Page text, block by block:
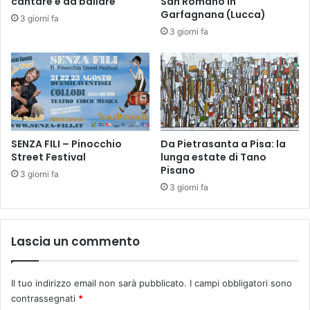
u
o
v
i
a
”
a
d
A
v
a
l
a
l
a
u
d
e
r
i
e
a
l
R
V
a
d
i
3 giorni fa
Garfagnana (Lucca)
3 giorni fa
SENZA FILI – Pinocchio
Street Festival
3 giorni fa
Da Pietrasanta a Pisa: la
lunga estate di Tano
Pisano
3 giorni fa
Lascia un commento
Il tuo indirizzo email non sarà pubblicato. I campi obbligatori sono
contrassegnati *